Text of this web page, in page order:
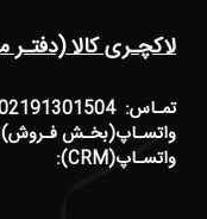
لاکچـری کالا (دفتـر
تمـاس: 02191301504 - 02144005400
واتسـاپ(بخـش فـروش):
واتسـاپ(CRM): 09999971097